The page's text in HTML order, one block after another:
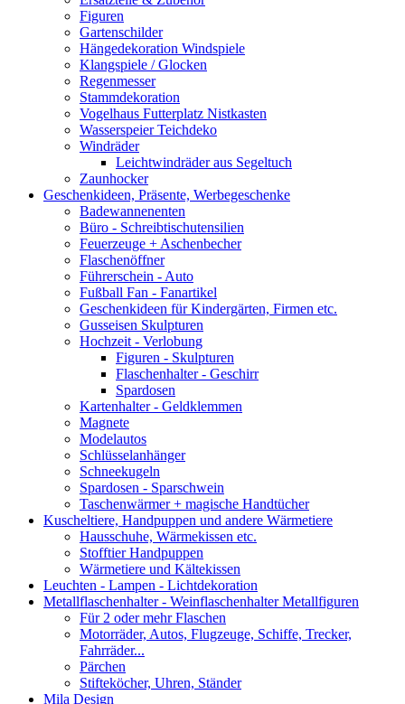
Figuren
Gartenschilder
Hängedekoration Windspiele
Klangspiele / Glocken
Regenmesser
Stammdekoration
Vogelhaus Futterplatz Nistkasten
Wasserspeier Teichdeko
Windräder
Leichtwindräder aus Segeltuch
Zaunhocker
Geschenkideen, Präsente, Werbegeschenke
Badewannenenten
Büro - Schreibtischutensilien
Feuerzeuge + Aschenbecher
Flaschenöffner
Führerschein - Auto
Fußball Fan - Fanartikel
Geschenkideen für Kindergärten, Firmen etc.
Gusseisen Skulpturen
Hochzeit - Verlobung
Figuren - Skulpturen
Flaschenhalter - Geschirr
Spardosen
Kartenhalter - Geldklemmen
Magnete
Modelautos
Schlüsselanhänger
Schneekugeln
Spardosen - Sparschwein
Taschenwärmer + magische Handtücher
Kuscheltiere, Handpuppen und andere Wärmetiere
Hausschuhe, Wärmekissen etc.
Stofftier Handpuppen
Wärmetiere und Kältekissen
Leuchten - Lampen - Lichtdekoration
Metallflaschenhalter - Weinflaschenhalter Metallfiguren
Für 2 oder mehr Flaschen
Motorräder, Autos, Flugzeuge, Schiffe, Trecker,
Fahrräder...
Pärchen
Stifteköcher, Uhren, Ständer
Mila Design